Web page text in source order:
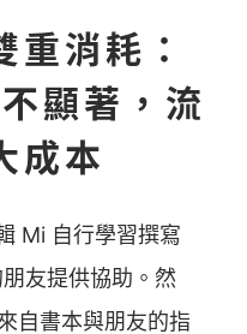
重消耗：
顯著，流
成本
Mi 自行學習撰寫
友提供協助。然
自書本與朋友的指